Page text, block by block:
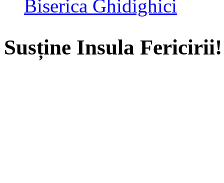
Biserica Ghidighici
Susține Insula Fericirii!